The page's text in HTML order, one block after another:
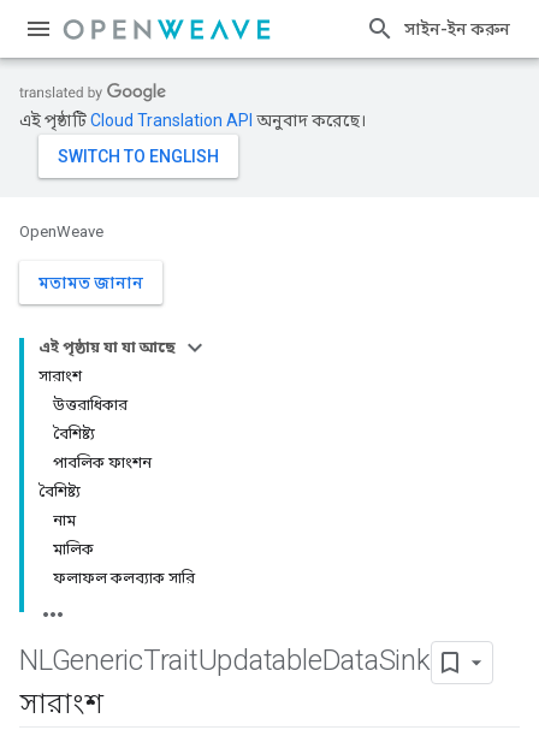
সাইন-ইন করুন
এই পৃষ্ঠাটিCloud Translation API অনুবাদ করেছে।
OpenWeave
মতামত জানান
এই পৃষ্ঠায় যা যা আছে
সারাংশ
উত্তরাধিকার
বৈশিষ্ট্য
পাবলিক ফাংশন
বৈশিষ্ট্য
নাম
মালিক
ফলাফল কলব্যাক সারি
NLGenericTraitUpdatableDataSink
সারাংশ